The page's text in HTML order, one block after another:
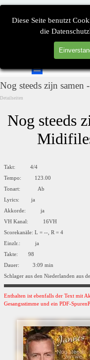
Diese Seite benutzt
die
Direkt zum Seiteninhalt
Nog steeds zijn samen
Detailseiten
Nog steeds
Takt: 4/4
Tempo: 123.00
Tonart: Ab
Lyrics: ja
Akkorde: ja
VH Kanal: 16VH
Scorekanäle: L = --, R = 4
Einzlr.: ja
Takte: 98
Dauer: 3:09 min
Schlager aus den Niederlanden aus
Enthalten ist ebenfalls der Text mit
Gesangsstimme und ein PDF-